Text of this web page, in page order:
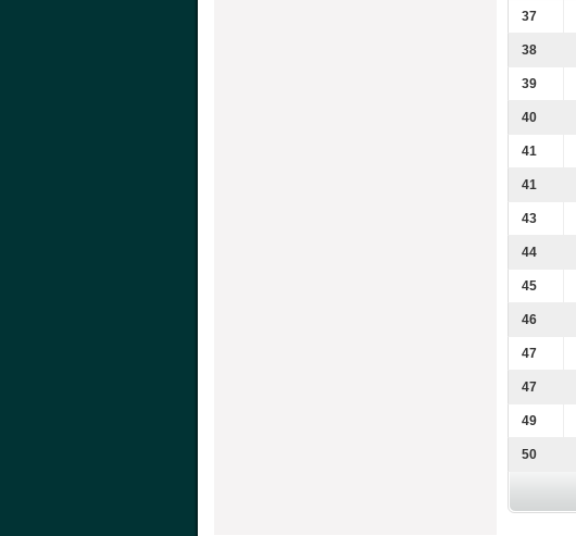
37
38
39
40
41
41
43
44
45
46
47
47
49
50